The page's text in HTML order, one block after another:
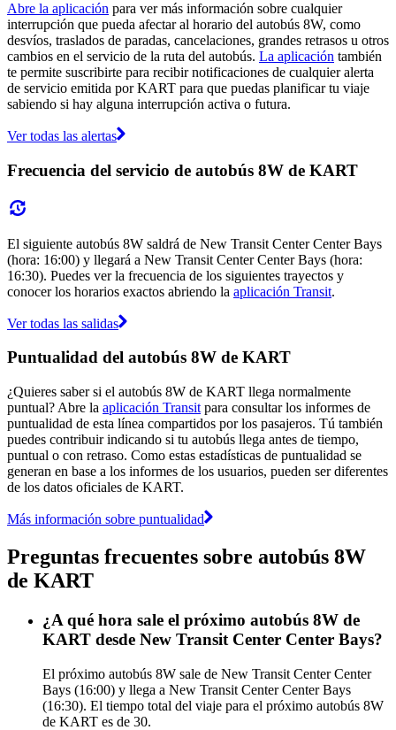
Abre la aplicación para ver más información sobre cualquier
interrupción que pueda afectar al horario del autobús 8W, como
desvíos, traslados de paradas, cancelaciones, grandes retrasos u otros
cambios en el servicio de la ruta del autobús. La aplicación también
te permite suscribirte para recibir notificaciones de cualquier alerta
de servicio emitida por KART para que puedas planificar tu viaje
sabiendo si hay alguna interrupción activa o futura.
Ver todas las alertas
Frecuencia del servicio de autobús 8W de KART
El siguiente autobús 8W saldrá de New Transit Center Center Bays
(hora: 16:00) y llegará a New Transit Center Center Bays (hora:
16:30). Puedes ver la frecuencia de los siguientes trayectos y
conocer los horarios exactos abriendo la aplicación Transit.
Ver todas las salidas
Puntualidad del autobús 8W de KART
¿Quieres saber si el autobús 8W de KART llega normalmente
puntual? Abre la aplicación Transit para consultar los informes de
puntualidad de esta línea compartidos por los pasajeros. Tú también
puedes contribuir indicando si tu autobús llega antes de tiempo,
puntual o con retraso. Como estas estadísticas de puntualidad se
generan en base a los informes de los usuarios, pueden ser diferentes
de los datos oficiales de KART.
Más información sobre puntualidad
Preguntas frecuentes sobre autobús 8W
de KART
¿A qué hora sale el próximo autobús 8W de
KART desde New Transit Center Center Bays?
El próximo autobús 8W sale de New Transit Center Center
Bays (16:00) y llega a New Transit Center Center Bays
(16:30). El tiempo total del viaje para el próximo autobús 8W
de KART es de 30.